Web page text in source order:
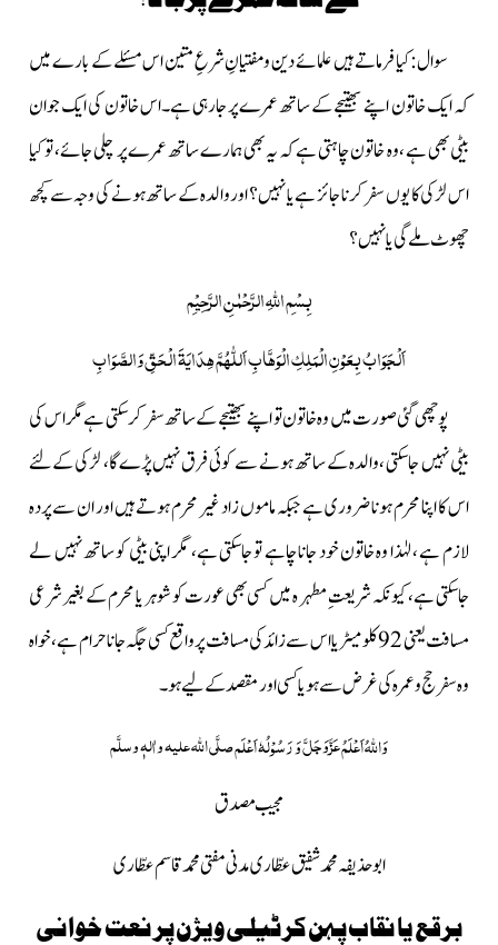
سوال:کیا فرماتے ہیں علمائے دین ومفتیانِ شرعِ متین اس مسئلے کے بارے میں
کہ ایک خاتون اپنے بھتیجے کے ساتھ عمرے پر جارہی ہے۔اس خاتون کی ایک جوان
بیٹی بھی ہے ،وہ خاتون چاہتی ہے کہ یہ بھی ہمارے ساتھ عمرے پر چلی جائے، تو کیا
اس لڑکی کا یوں سفر کرنا جائز ہے یا نہیں؟ اور والدہ کے ساتھ ہونے کی وجہ سے کچھ
چھوٹ ملے گی یا نہیں ؟
بِسْمِ اللّٰہِ الرَّحْمٰنِ الرَّحِیْمِ
اَلْجَوَابُ بِعَوْنِ الْمَلِکِ الْوَھَّابِ اَللّٰھُمَّ ھِدَایَۃَ الْحَقِّ وَالصَّوَابِ
پوچھی گئی صورت میں وہ خاتون تو اپنے بھتیجے کے ساتھ سفر کر سکتی ہے مگر اس کی
بیٹی نہیں جاسکتی ،والدہ کے ساتھ ہونے سے کوئی فرق نہیں پڑے گا، لڑکی کےلئے
اس کا اپنا محرم ہونا ضروری ہے جبکہ ماموں زاد غیر محرم ہوتے ہیں اور ان سے پردہ
لازم ہے ، لہٰذا وہ خاتون خود جانا چاہے تو جاسکتی ہے، مگر اپنی بیٹی کو ساتھ نہیں لے
جاسکتی ہے، کیونکہ شریعتِ مطہر ہ میں کسی بھی عورت کو شوہر یا محرم کے بغیر شرعی
مسافت یعنی 92کلومیٹر یا اس سے زائد کی مسافت پر واقع کسی جگہ جانا حرام ہے، خواہ
وہ سفر حج و عمرہ کی غرض سے ہو یا کسی اور مقصد کے لیے ہو۔
وَاللہُ اَعْلَمُعَزَّوَجَلَّوَ رَسُوْلُہٗ اَعْلَمصلَّی اللہ علیہ واٰلہٖ وسلَّم
مجیب مصدق
ابوحذیفہ محمدشفیق عطّاری مدنی مفتی محمد قاسم عطّاری
برقع یا نقاب پہن کر ٹیلی ویژن پر نعت خوانی